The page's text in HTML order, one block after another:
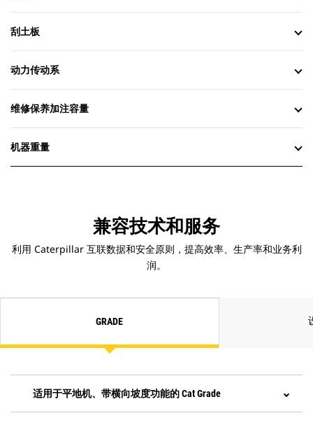
作效率和生产率。自动铲刀控制可减
数，为您节省时间和成本。电子栅栏
避和两个传感器，简化了无立柱升
工装预留选项（ARO）提供了预留传
感器位置的回转装置安装支架，用于
更快地安装售后工装机具。
刮土板
动力传动系
维修保养加注容量
机器重量
兼容技术和服务
利用 Caterpillar 互联数据和安全原则，提高效率、生产率和业务利
润。
GRADE
适用于平地机、带横向坡度功能的 Cat Grade